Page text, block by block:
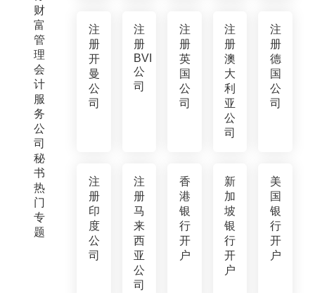
财
富
管
理
会
计
服
务
公
司
秘
书
热
门
专
题
注
册
开
曼
公
司
注
册
BVI
公
司
注
册
英
国
公
司
注
册
澳
大
利
亚
公
司
注
册
德
国
公
司
注
册
印
度
公
司
注
册
马
来
西
亚
公
司
香
港
银
行
开
户
新
加
坡
银
行
开
户
美
国
银
行
开
户